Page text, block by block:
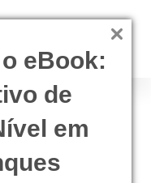
eBook:
de
em
por